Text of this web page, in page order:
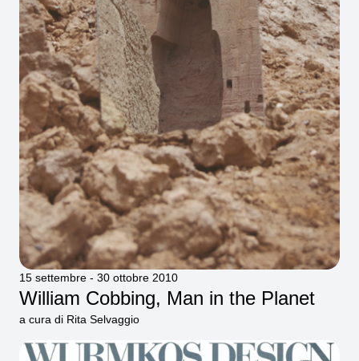
15 settembre - 30 ottobre 2010
William Cobbing, Man in the Planet
a cura di Rita Selvaggio